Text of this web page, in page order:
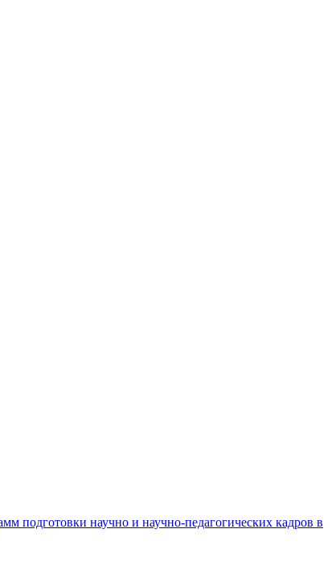
подготовки научно и научно-педагогических кадров в